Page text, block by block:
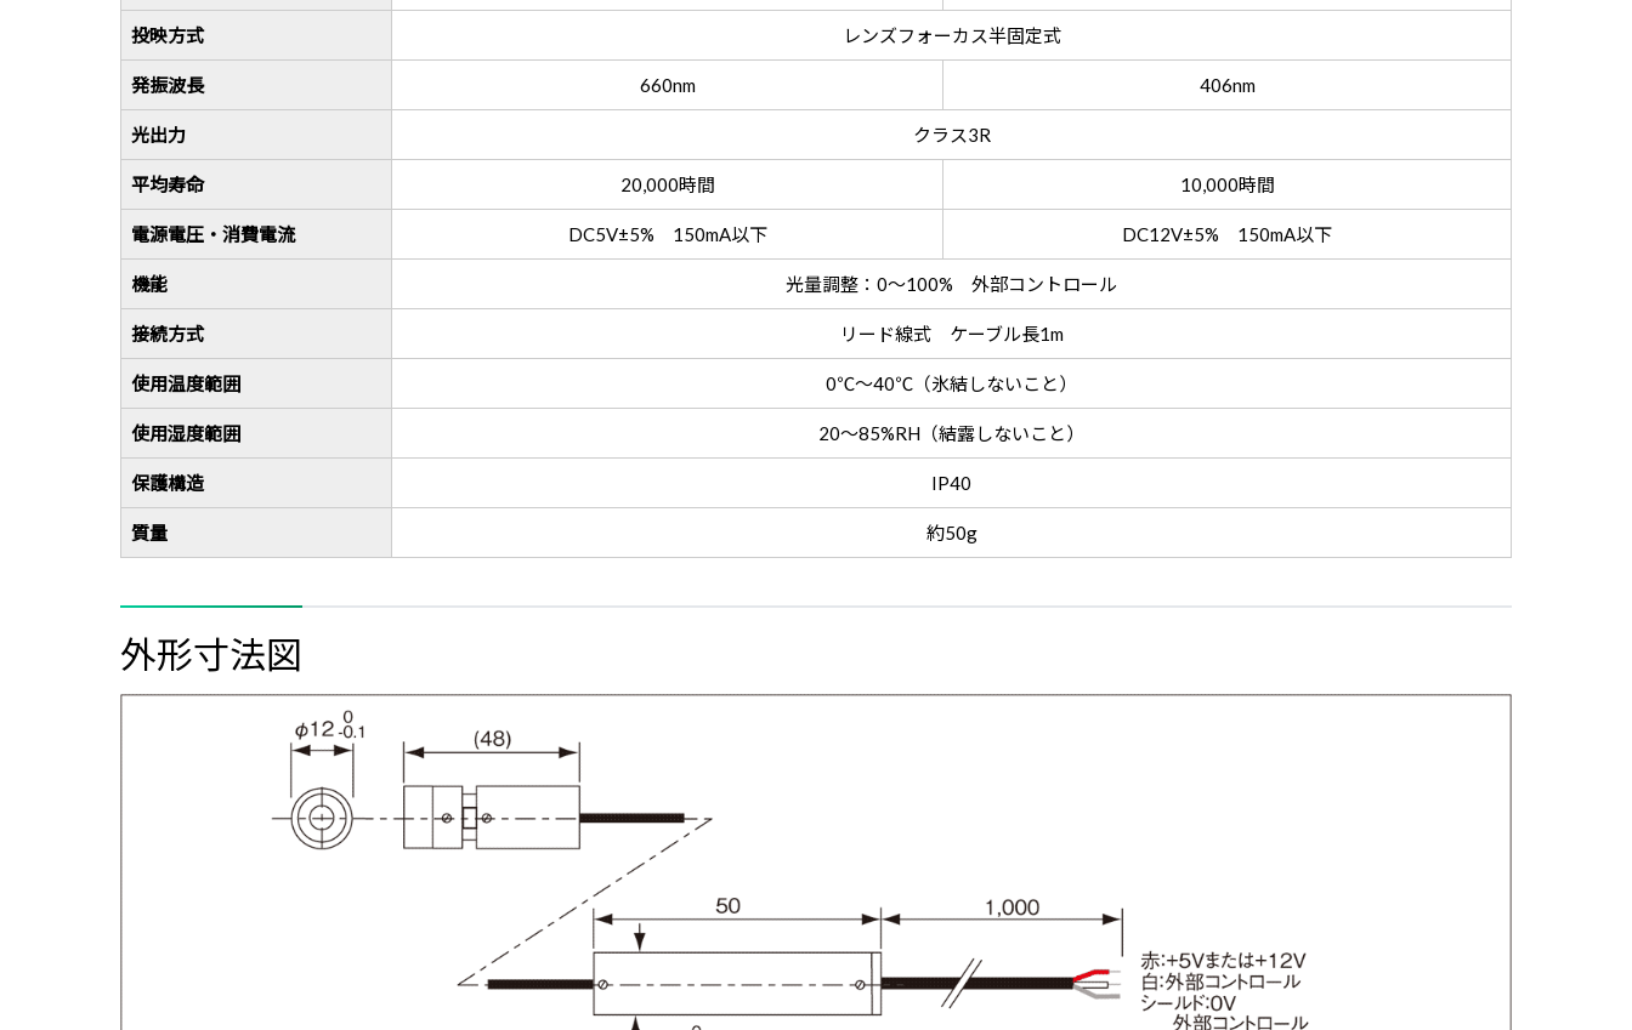
投映方式 レンズフォーカス半固定式
発振波長 660nm 406nm
光出力 クラス3R
平均寿命 20,000時間 10,000時間
電源電圧・消費電流 DC5V±5% 150mA以下 DC12V±5% 150mA以下
機能 光量調整：0～100% 外部コントロール
接続方式 リード線式 ケーブル長1m
使用温度範囲 0℃～40℃（氷結しないこと）
使用湿度範囲 20～85%RH（結露しないこと）
保護構造 IP40
質量 約50g
外形寸法図